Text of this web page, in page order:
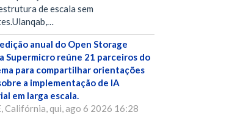
de escala sem
anual do Open Storage
Supermicro reúne 21 parceiros do
para compartilhar orientações
a implementação de IA
em larga escala.
Califórnia, qui, ago 6 2026 16:28